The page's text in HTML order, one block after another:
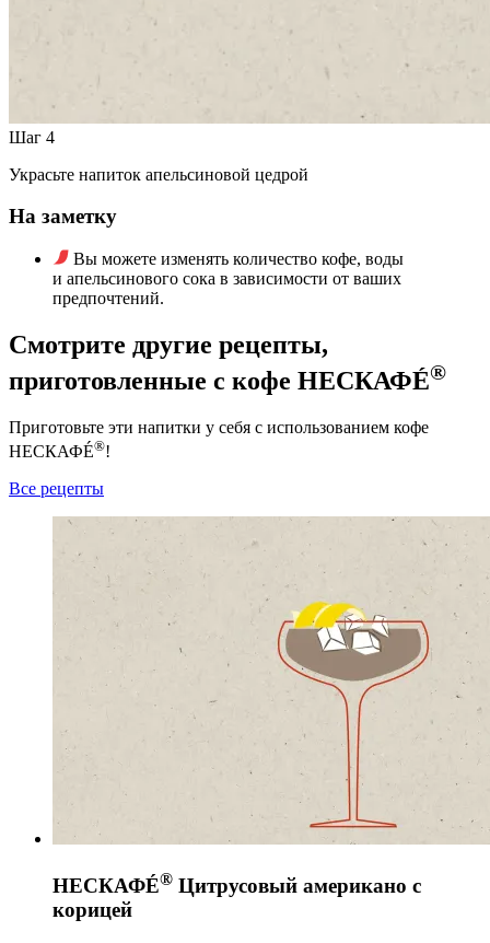
Шаг 4
Украсьте напиток апельсиновой цедрой
На заметку
Вы можете изменять количество кофе, воды
и апельсинового сока в зависимости от ваших
предпочтений.
Смотрите другие рецепты,
приготовленные с кофе НЕСКАФÉ®
Приготовьте эти напитки у себя с использованием кофе
НЕСКАФÉ®!
Все рецепты
НЕСКАФÉ® Цитрусовый американо с
корицей